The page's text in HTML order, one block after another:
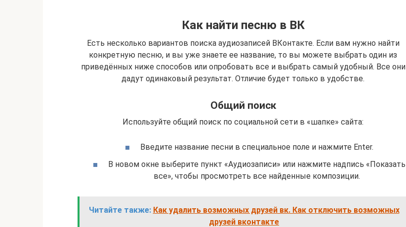
Как найти песню в ВК
Есть несколько вариантов поиска аудиозаписей ВКонтакте. Если вам нужно найти
конкретную песню, и вы уже знаете ее название, то вы можете выбрать один из
приведённых ниже способов или опробовать все и выбрать самый удобный. Все они
дадут одинаковый результат. Отличие будет только в удобстве.
Общий поиск
Используйте общий поиск по социальной сети в «шапке» сайта:
Введите название песни в специальное поле и нажмите Enter.
В новом окне выберите пункт «Аудиозаписи» или нажмите надпись «Показать
все», чтобы просмотреть все найденные композиции.
Читайте также: Как удалить возможных друзей вк. Как отключить возможных
друзей вконтакте